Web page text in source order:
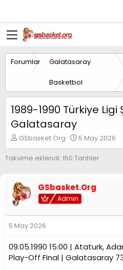
Forumlar Galatasaray
Basketbol
1989-1990 Türkiye
Galatasaray
K
o
n
u
B
a
a
t
a
n
GSbasket.Org
B
a
ş
n
g
ı
r
i
h
5 May 2026
Takvime eklendi: 150 Tarihler
GSbasket.Org
Admin
5 May 2026
09.05.1990 15:00 | Ataturk,
Play-Off Final | Galatasaray